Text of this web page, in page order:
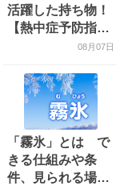
活躍した持ち物！
【熱中症予防指導
員おすすめ】08月07日
「霧氷」とは で
きる仕組みや条
件、見られる場所